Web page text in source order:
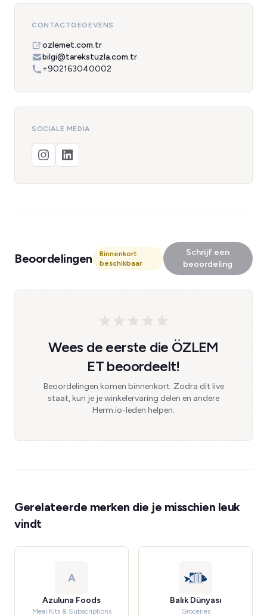
CONTACTGEGEVENS
ozlemet.com.tr
bilgi@tarekstuzla.com.tr
+902163040002
SOCIALE MEDIA
Beoordelingen
Binnenkort
beschikbaar
Schrijf een
beoordeling
Wees de eerste die ÖZLEM
ET beoordeelt!
Beoordelingen komen binnenkort. Zodra dit live
staat, kun je je winkelervaring delen en andere
Herm.io-leden helpen.
Gerelateerde merken die je misschien leuk
vindt
A
Azuluna Foods
Meal Kits & Subscriptions
Balık Dünyası
Groceries